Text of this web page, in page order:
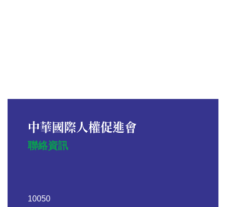
中華國際人權促進會
聯絡資訊
10050